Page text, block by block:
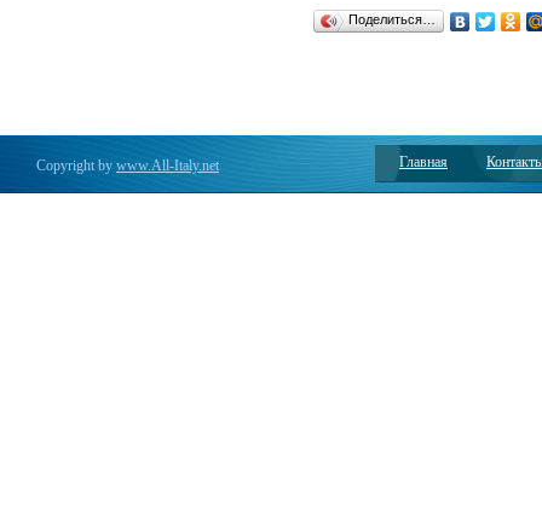
Поделиться…
Copyright by www.All-Italy.net Главная